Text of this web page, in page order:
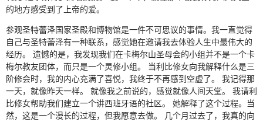
的地方感受到了上帝的爱。
参观圣特蕾泽国家圣殿和博物馆是一件不可思议的事情。我一直觉得
自己与圣特蕾泽有一种联系，感觉她在邀请我去体验人生中最伟大的
经历。 遗憾的是，我发现我们在卡梅尔山圣母会的小组并不是一个卡
梅尔教友团体，而只是一个灵修小组。 当利比修女向我解释什么是三
阶修会时，我的内心充满了喜悦，我终于不再感到空虚了。 我记得那
一天，就像昨天一样。 就像我之前说的，感觉就像人间天堂。 我请利
比修女帮助我们建立一个讲西班牙语的社区。 她解释了这个过程。当
然，这是一个漫长的过程，但我愿意去做。 几个月过去了，我真的向